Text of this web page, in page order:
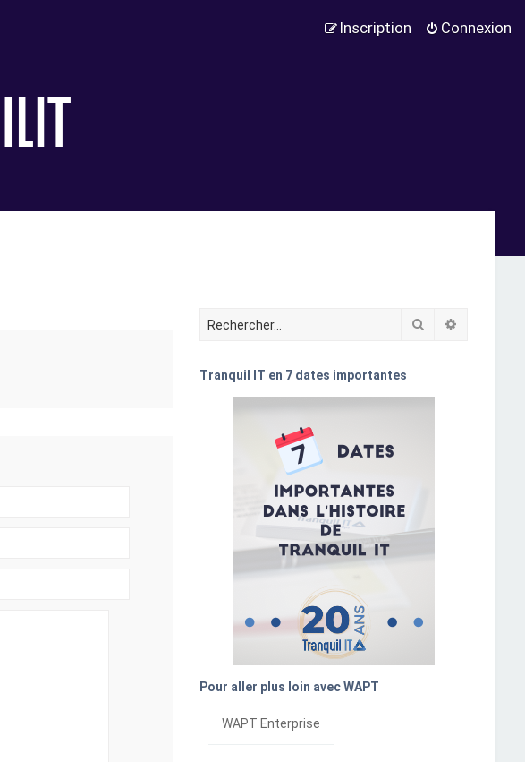
Connexion
Inscription
Rechercher
Tranquil IT en 7 dates importantes
Pour aller plus loin avec WAPT
WAPT Enterprise